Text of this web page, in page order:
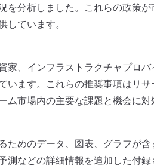
を分析しました。これらの政策
ています。
家、インフラストラクチャプロ
います。これらの推奨事項はリ
市場内の主要な課題と機会に対
ためのデータ、図表、グラフが
などの詳細情報を追加した付録